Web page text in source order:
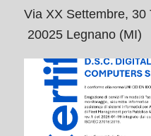
Via XX Settembre, 30
20025 Legnano (MI)